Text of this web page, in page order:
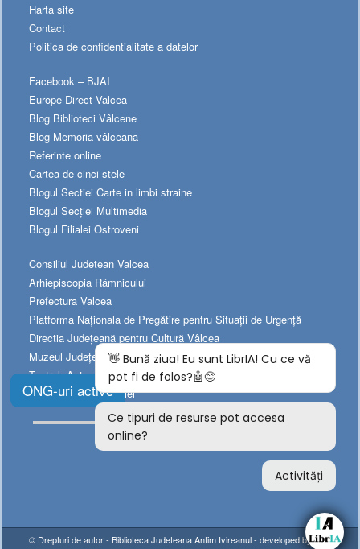
Harta site
Contact
Politica de confidentialitate a datelor
Facebook – BJAI
Europe Direct Valcea
Blog Biblioteci Vâlcene
Blog Memoria vâlceana
Referinte online
Cartea de cinci stele
Blogul Sectiei Carte in limbi straine
Blogul Secției Multimedia
Blogul Filialei Ostroveni
Consiliul Judetean Valcea
Arhiepiscopia Râmnicului
Prefectura Valcea
Platforma Naționala de Pregătire pentru Situații de Urgență
Directia Judeţeană pentru Cultură Vâlcea
Muzeul Judeţean de Istorie
Teatrul „Anton Pann”
Teatrul Municipal „Ariel”
ONG-uri active
© Drepturi de autor -Biblioteca Judeteana Antim Ivireanul- developed by